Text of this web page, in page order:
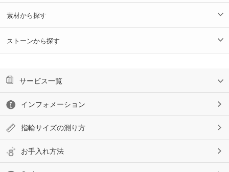
素材から探す
ストーンから探す
サービス一覧
インフォメーション
指輪サイズの測り方
お手入れ方法